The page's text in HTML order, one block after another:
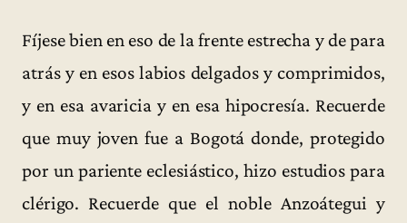
Fíjese bien en eso de la frente estrecha y de para
atrás y en esos labios delgados y comprimidos,
y en esa avaricia y en esa hipocresía. Recuerde
que muy joven fue a Bogotá donde, protegido
por un pariente eclesiástico, hizo estudios para
clérigo. Recuerde que el noble Anzoátegui y